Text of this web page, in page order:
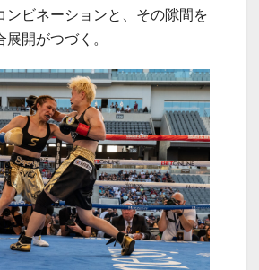
ンビネーションと、その隙間を
開がつづく。